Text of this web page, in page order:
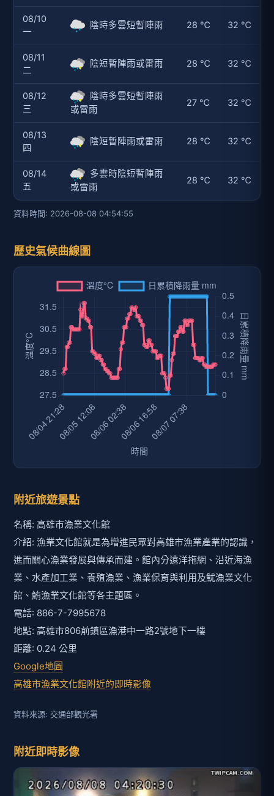
08/10
一
陰時多雲短暫陣雨 28 ℃ 32 ℃
08/11
二
陰短暫陣雨或雷雨 28 ℃ 32 ℃
08/12
三
陰時多雲短暫陣雨
或雷雨
27 ℃ 32 ℃
08/13
四
陰短暫陣雨或雷雨 28 ℃ 32 ℃
08/14
五
多雲時陰短暫陣雨
或雷雨
28 ℃ 32 ℃
資料時間: 2026-08-08 04:54:55
歷史氣候曲線圖
附近旅遊景點
名稱: 高雄市漁業文化館
介紹: 漁業文化館就是為增進民眾對高雄市漁業產業的認識，
進而關心漁業發展與傳承而建。館內分遠洋拖網、沿近海漁
業、水產加工業、養殖漁業、漁業保育與利用及魷漁業文化
館、鮪漁業文化館等各主題區。
電話: 886-7-7995678
地點: 高雄市806前鎮區漁港中一路2號地下一樓
距離: 0.24 公里
Google地圖
高雄市漁業文化館附近的即時影像
資料來源: 交通部觀光署
附近即時影像